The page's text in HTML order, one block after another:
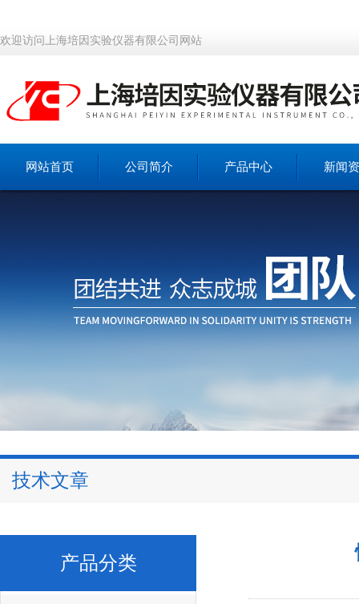
欢迎访问上海培因实验仪器有限公司网站
网站首页 公司简介 产品中心 新闻
技术文章
产品分类